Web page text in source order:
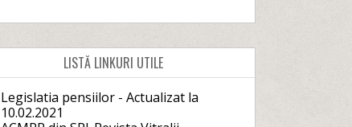
LISTĂ LINKURI UTILE
Legislatia pensiilor - Actualizat la
10.02.2021